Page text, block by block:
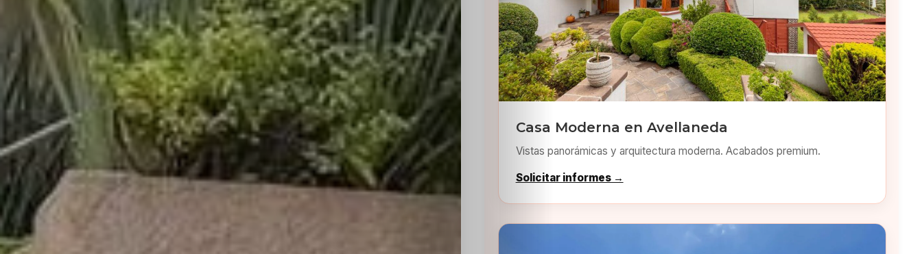
Inicio
Casting
Bershka
Casting
SHEIN
Casa Moderna en Avellaneda
Vistas panorámicas y arquitectura moderna. Acabados premium.
Solicitar informes →